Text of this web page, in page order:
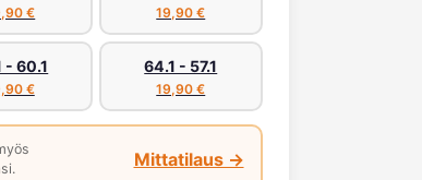
€ 19,90 €
- 60.1
€
64.1 - 57.1
19,90 €
Mittatilaus →